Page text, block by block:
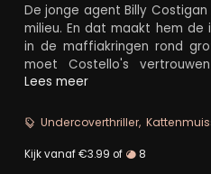
De jonge agent Billy
milieu. En dat maakt hem
in de maffiakringen rond
moet Costello's
contactpersonen bij de
speciale
Lees meer
Undercoverthriller
Kijk vanaf €3.99 of 8